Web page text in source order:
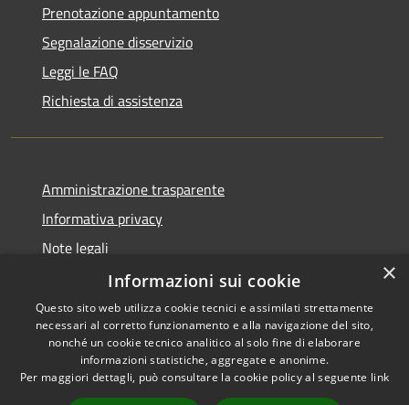
Prenotazione appuntamento
Segnalazione disservizio
Leggi le FAQ
Richiesta di assistenza
Amministrazione trasparente
Informativa privacy
Note legali
Dichiarazione di accessibilità
RSS
Accessibilità
Copyright © 2026 • Comune di
Signa • Powered by
×
Informazioni sui cookie
Questo sito web utilizza cookie tecnici e assimilati strettamente
necessari al corretto funzionamento e alla navigazione del sito,
nonché un cookie tecnico analitico al solo fine di elaborare
informazioni statistiche, aggregate e anonime.
Per maggiori dettagli, può consultare la cookie policy al seguente link